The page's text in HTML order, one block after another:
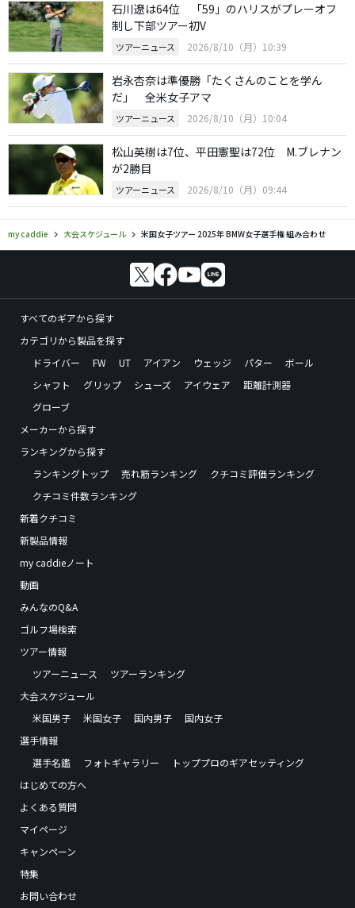
石川遼は64位 「59」のハリスがプレーオフ
制し下部ツアー初V
ツアーニュース 2026/8/10（月）10:39
岩永杏奈は準優勝「たくさんのことを学ん
だ」 全米女子アマ
ツアーニュース 2026/8/10（月）10:04
松山英樹は7位、平田憲聖は72位 M.ブレナン
が2勝目
ツアーニュース 2026/8/10（月）09:44
my caddie 大会スケジュール 米国女子ツアー 2025年 BMW女子選手権 組み合わせ
すべてのギアから探す
カテゴリから製品を探す
ドライバー
FW UT アイアン ウェッジ パター
ボール
シャフト
グリップ シューズ アイウェア
距離計測器
グローブ
メーカーから探す
ランキングから探す
ランキングトップ
売れ筋ランキング
クチコミ評価ランキング
クチコミ件数ランキング
新着クチコミ
新製品情報
my caddieノート
動画
みんなのQ&A
ゴルフ場検索
ツアー情報
ツアーニュース
ツアーランキング
大会スケジュール
米国男子
米国女子 国内男子
国内女子
選手情報
選手名鑑
フォトギャラリー
トッププロのギアセッティング
はじめての方へ
よくある質問
マイページ
キャンペーン
特集
お問い合わせ